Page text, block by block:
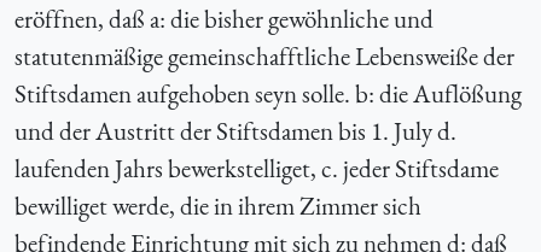
eröffnen, daß a: die bisher gewöhnliche und
statutenmäßige gemeinschafftliche Lebensweiße der
Stiftsdamen aufgehoben seyn solle. b: die Auflößung
und der Austritt der Stiftsdamen bis 1. July d.
laufenden Jahrs bewerkstelliget, c. jeder Stiftsdame
bewilliget werde, die in ihrem Zimmer sich
befindende Einrichtung mit sich zu nehmen d: daß